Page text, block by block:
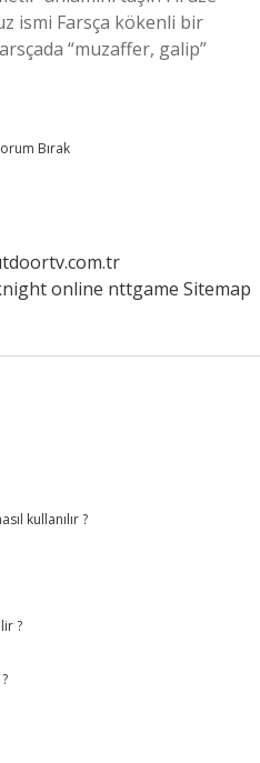
ismi Farsça kökenli bir
“muzaffer, galip”
Bırak
online nttgame Sitemap
kullanılır ?
?